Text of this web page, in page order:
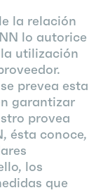
la relación
lo autorice
utilización
prevea esta
garantizar
provea
ésta conoce,
los
que